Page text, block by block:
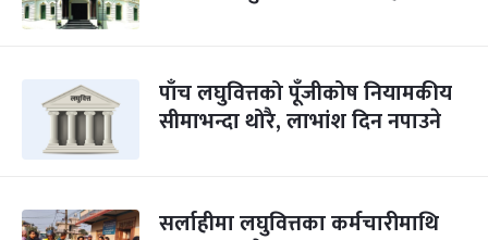
पाँच लघुवित्तको पूँजीकोष नियामकीय
सीमाभन्दा थोरै, लाभांश दिन नपाउने
सर्लाहीमा लघुवित्तका कर्मचारीमाथि